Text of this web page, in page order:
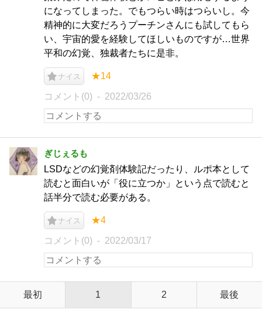
になってしまった。でもつらい時はつらいし。今
精神的に大変だろうプーチンさんにも試してもら
い、宇宙的愛を経験してほしいものですが…世界
平和の幻覚、独裁者たちに是非。
ナイス ★14
コメント(0) 2022/03/26
ぎじぇるも
LSDなどの幻覚剤体験記だったり、ルポ本として
読むと面白いが「役に立つか」という点で読むと
話半分で読む必要がある。
ナイス ★4
コメント(0) 2022/03/17
最初 1 2 最後